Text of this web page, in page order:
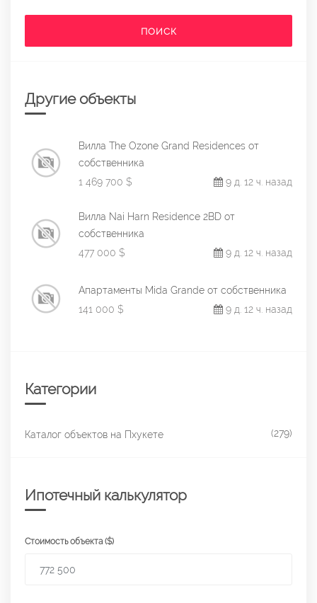
ПОИСК
Другие объекты
Вилла The Ozone Grand Residences от
собственника
1 469 700 $
9 д. 12 ч. назад
Вилла Nai Harn Residence 2BD от
собственника
477 000 $
9 д. 12 ч. назад
Апартаменты Mida Grande от собственника
141 000 $
9 д. 12 ч. назад
Категории
Каталог объектов на Пхукете (279)
Ипотечный калькулятор
Стоимость объекта ($)